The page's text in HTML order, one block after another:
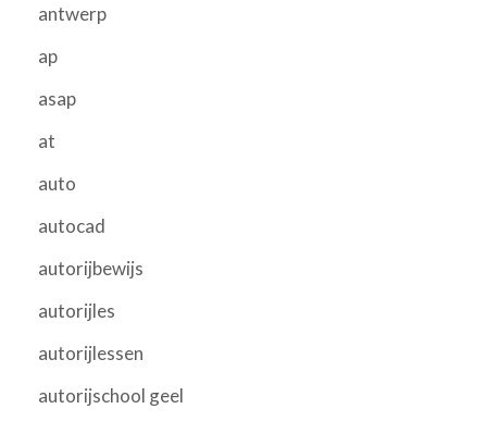
antwerp
ap
asap
at
auto
autocad
autorijbewijs
autorijles
autorijlessen
autorijschool geel